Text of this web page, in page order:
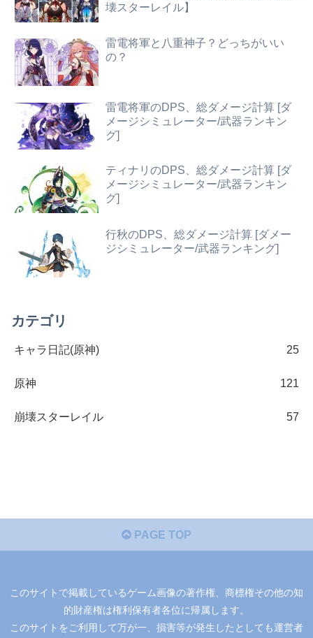
壊スターレイル】
雷電将軍と八重神子？どっちがいい
の？
雷電将軍のDPS、総ダメージ計算 [ダ
メージシミュレーター/武器ランキン
グ]
ティナリのDPS、総ダメージ計算 [ダ
メージシミュレーター/武器ランキン
グ]
行秋のDPS、総ダメージ計算 [ダメー
ジシミュレーター/武器ランキング]
カテゴリ
キャラ日記(原神) 25
原神 121
崩壊スターレイル 57
PAGE TOP
このサイトで掲載しているゲーム画像の著作権、商標権その他の知
的財産権は権利保有者各位に帰属します。
このサイトをご利用して万が一、損害等が発生したとしても運営者